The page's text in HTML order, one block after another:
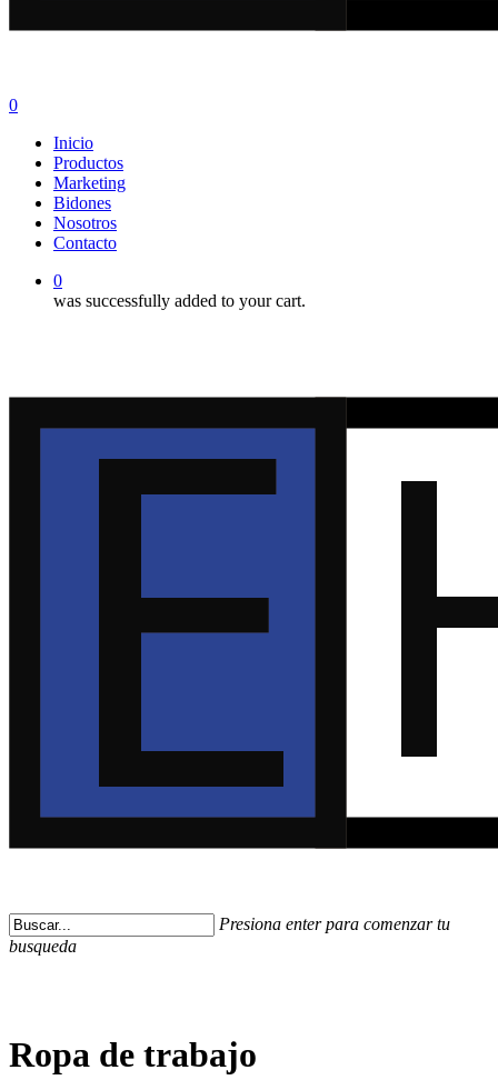
0
Inicio
Productos
Marketing
Bidones
Nosotros
Contacto
0
was successfully added to your cart.
Presiona enter para comenzar tu
busqueda
Ropa de trabajo